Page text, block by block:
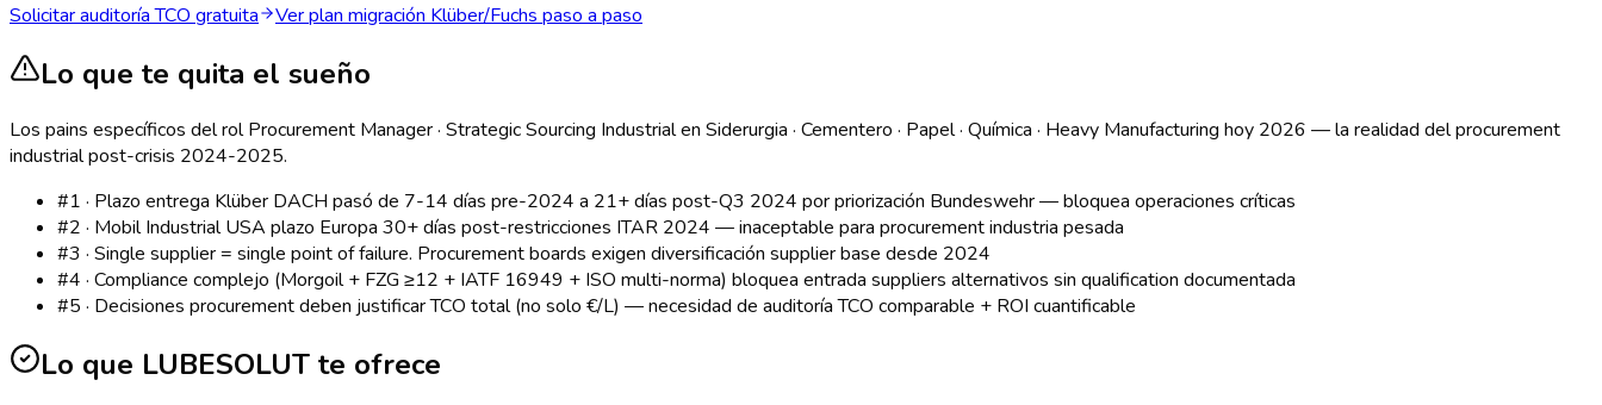
Solicitar auditoría TCO gratuita
Ver plan migración Klüber/Fuchs paso a paso
Lo que te quita el sueño
Los pains específicos del rolProcurement Manager · Strategic Sourcing Industrialen Siderurgia · Cementero · Papel · Química · Heavy Manufacturing hoy 2026 — la realidad del procurement
industrial post-crisis 2024-2025.
#1 · Plazo entrega Klüber DACH pasó de 7-14 días pre-2024 a 21+ días post-Q3 2024 por priorización Bundeswehr — bloquea operaciones críticas
#2 · Mobil Industrial USA plazo Europa 30+ días post-restricciones ITAR 2024 — inaceptable para procurement industria pesada
#3 · Single supplier = single point of failure. Procurement boards exigen diversificación supplier base desde 2024
#4 · Compliance complejo (Morgoil + FZG ≥12 + IATF 16949 + ISO multi-norma) bloquea entrada suppliers alternativos sin qualification documentada
#5 · Decisiones procurement deben justificar TCO total (no solo €/L) — necesidad de auditoría TCO comparable + ROI cuantificable
Lo que LUBESOLUT te ofrece